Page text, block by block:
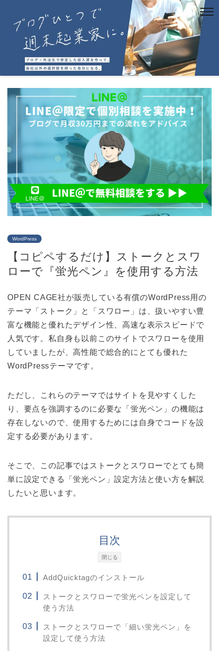
WordPress
【コピペするだけ】ストークとスワ
ローで『蛍光ペン』を使用する方法
OPEN CAGE社が販売している有償のWordPress用の
テーマ「ストーク」と「スワロー」は、扱いやすい豊
富な機能と優れたデザイン性、高速な表示スピードで
人気です。私自身も以前このサイトでスワローを使用
していましたが、高性能で総合的にとても優れた
WordPressテーマです。
ただし、これらのテーマではサイトを見やすくした
り、要点を強調するのに必要な「蛍光ペン」の機能は
存在しないので、使用するためには自身でコードを設
定する必要があります。
そこで、この記事ではストークとスワローでとても簡
単に設定できる
「蛍光ペン」設定方法と使い方を解説
したいと思います。
閉じる
目次
AddQuicktagのインストール
ストークとスワローで蛍光ペンを設定して
使う方法
ストークとスワローで「細い蛍光ペン」を
設定して使う方法